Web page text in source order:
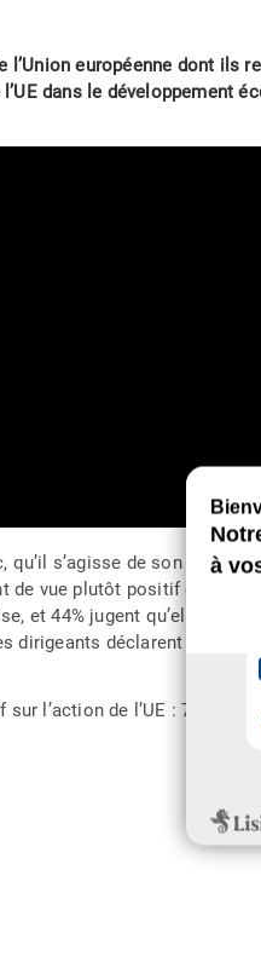
l’Union européenne dont ils
dans le développement
s’agisse de son rôle
vue plutôt positif de
et 44% jugent qu’elle agit
déclarent qu’ils
l’action de l’UE : 76% en